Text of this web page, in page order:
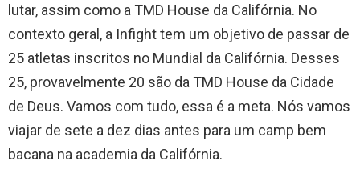
lutar, assim como a TMD House da Califórnia. No
contexto geral, a Infight tem um objetivo de passar de
25 atletas inscritos no Mundial da Califórnia. Desses
25, provavelmente 20 são da TMD House da Cidade
de Deus. Vamos com tudo, essa é a meta. Nós vamos
viajar de sete a dez dias antes para um camp bem
bacana na academia da Califórnia.